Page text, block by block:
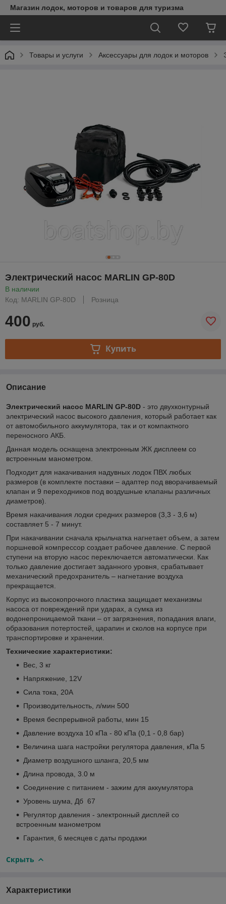
Магазин лодок, моторов и товаров для туризма
Товары и услуги Аксессуары для лодок и моторов
Электрический насос MARLIN GP-80D
В наличии
Код: MARLIN GP-80D
Розница
400 руб.
Купить
Описание
Электрический насос MARLIN GP-80D - это двухконтурный
электрический насос высокого давления, который работает как
от автомобильного аккумулятора, так и от компактного
переносного АКБ.
Данная модель оснащена электронным ЖК дисплеем со
встроенным манометром.
Подходит для накачивания надувных лодок ПВХ любых
размеров (в комплекте поставки – адаптер под вворачиваемый
клапан и 9 переходников под воздушные клапаны различных
диаметров).
Время накачивания лодки средних размеров (3,3 - 3,6 м)
составляет 5 - 7 минут.
При накачивании сначала крыльчатка нагнетает объем, а затем
поршневой компрессор создает рабочее давление. С первой
ступени на вторую насос переключается автоматически. Как
только давление достигает заданного уровня, срабатывает
механический предохранитель – нагнетание воздуха
прекращается.
Корпус из высокопрочного пластика защищает механизмы
насоса от повреждений при ударах, а сумка из
водонепроницаемой ткани – от загрязнения, попадания влаги,
образования потертостей, царапин и сколов на корпусе при
транспортировке и хранении.
Технические характеристики:
Вес, 3 кг
Напряжение, 12V
Сила тока, 20А
Производительность, л/мин 500
Время беспрерывной работы, мин 15
Давление воздуха 10 кПа - 80 кПа (0,1 - 0,8 бар)
Величина шага настройки регулятора давления, кПа 5
Диаметр воздушного шланга, 20,5 мм
Длина провода, 3.0 м
Соединение с питанием - зажим для аккумулятора
Уровень шума, Дб 67
Регулятор давления - электронный дисплей со
встроенным манометром
Гарантия, 6 месяцев с даты продажи
Скрыть
Характеристики